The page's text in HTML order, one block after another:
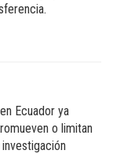
Ecuador ya
o limitan